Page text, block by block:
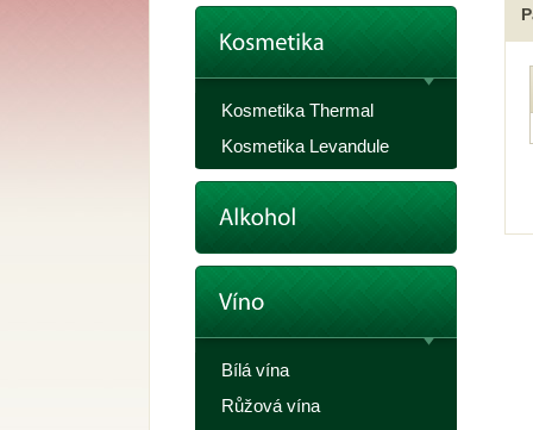
Kosmetika Thermal
Kosmetika Levandule
Bílá vína
Růžová vína